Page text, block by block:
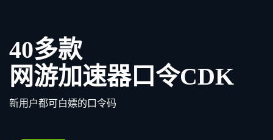
40多款
网游加速器口令CDK
新用户都可白嫖的口令码